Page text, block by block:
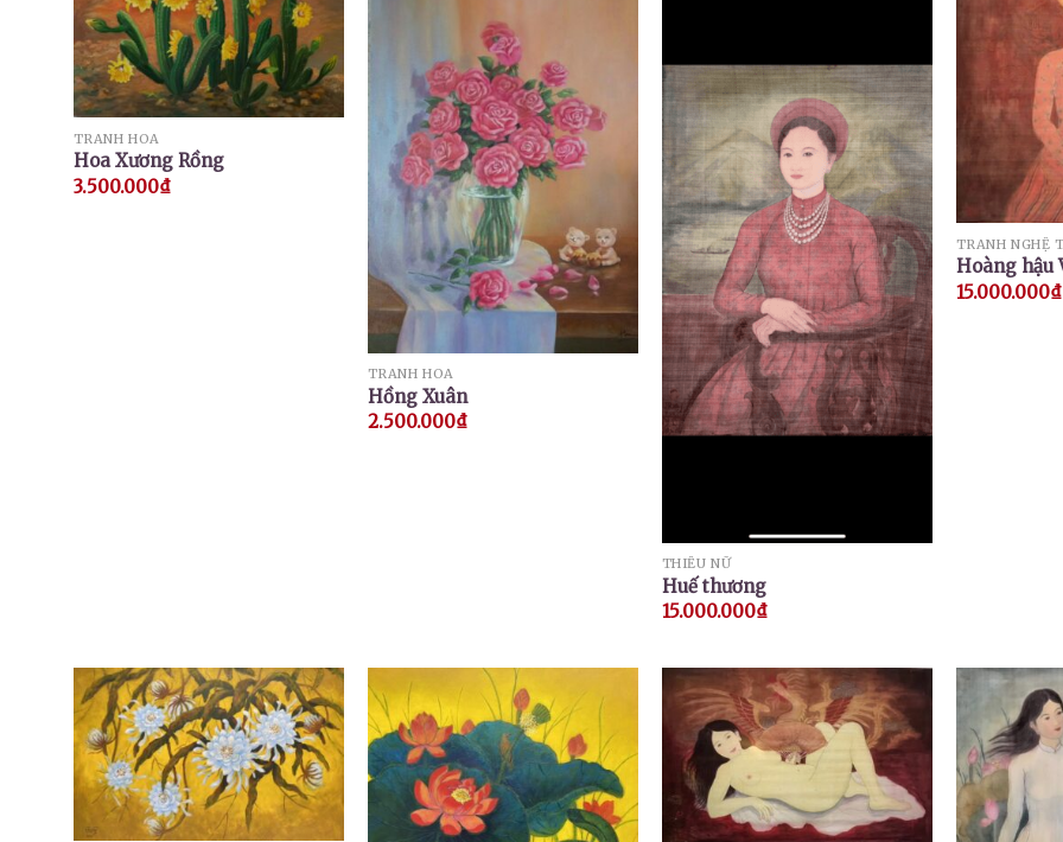
TRANH HOA
Hoa Xương Rồng
3.500.000₫
TRANH HOA
Hồng Xuân
2.500.000₫
THIẾU NỮ
Huế thương
15.000.000₫
TRANH NGHỆ
Hoàng hậu
15.000.000₫